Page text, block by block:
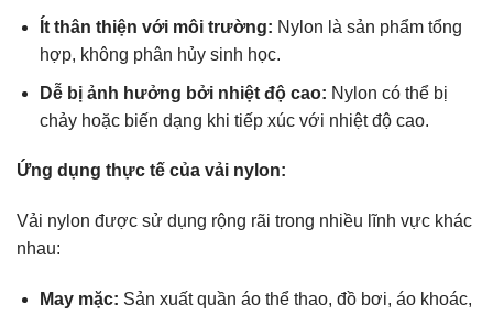
Ít thân thiện với môi trường: Nylon là sản phẩm tổng
hợp, không phân hủy sinh học.
Dễ bị ảnh hưởng bởi nhiệt độ cao: Nylon có thể bị
chảy hoặc biến dạng khi tiếp xúc với nhiệt độ cao.
Ứng dụng thực tế của vải nylon:
Vải nylon được sử dụng rộng rãi trong nhiều lĩnh vực khác
nhau:
May mặc: Sản xuất quần áo thể thao, đồ bơi, áo khoác,